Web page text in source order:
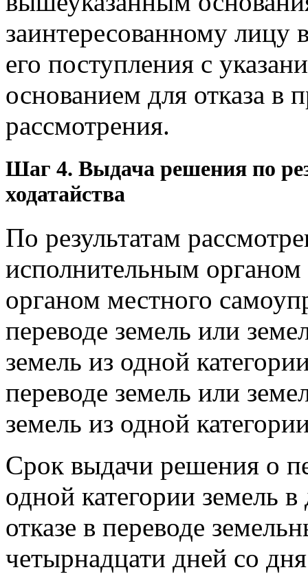
заинтересованному лицу
его поступления с
основанием для отказа в
рассмотрения.
Шаг 4. Выдача решения по
ходатайства
По результатам
исполнительным органом
органом местного
переводе земель или
земель из одной
переводе земель или
земель из одной
Срок выдачи решения о
одной категории земель
отказе в переводе
четырнадцати дней со